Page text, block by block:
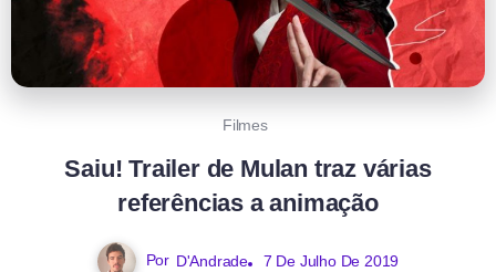
Filmes
Saiu! Trailer de Mulan traz várias
referências a animação
Por D'Andrade 7 De Julho De 2019